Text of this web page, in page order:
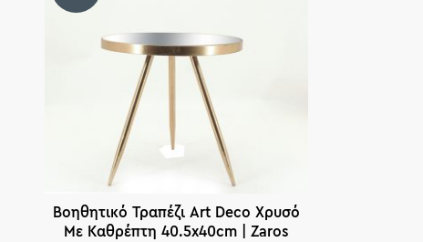
Βοηθητικό Τραπέζι Art Deco Χρυσό
Με Καθρέπτη 40.5x40cm | Zaros